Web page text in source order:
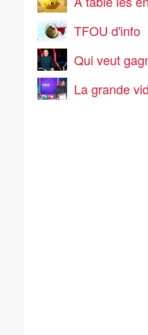
TFOU d'info
Qui veut
La grande